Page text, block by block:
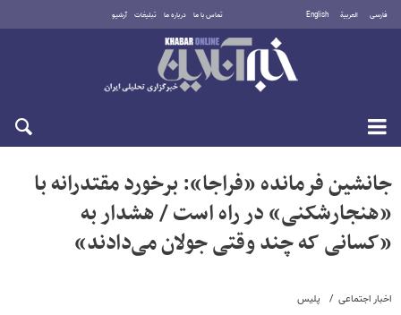
فارسی العربية English تماس با ما درباره ما تبلیغات آرشیو
جمعه ۱۶ مرداد ۱۴۰۵
اخبار اجتماعی پلیس
جانشین فرمانده «فراجا»: برخورد مقتدرانه با
«هنجارشکنی» در راه است / هشدار به
«کسانی که چند وقتی جولان می‌دادند»